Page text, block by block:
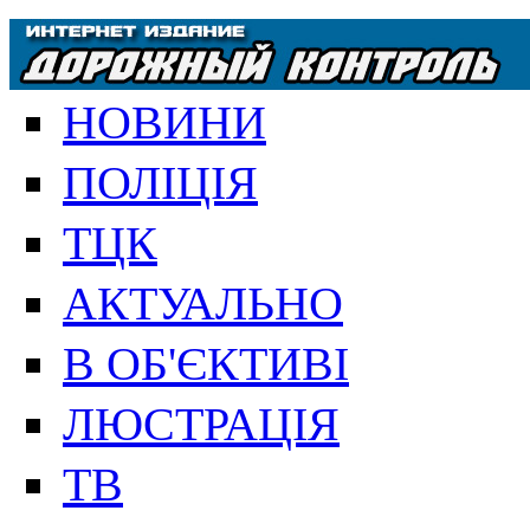
НОВИНИ
ПОЛІЦІЯ
ТЦК
АКТУАЛЬНО
В ОБ'ЄКТИВІ
ЛЮСТРАЦІЯ
ТВ